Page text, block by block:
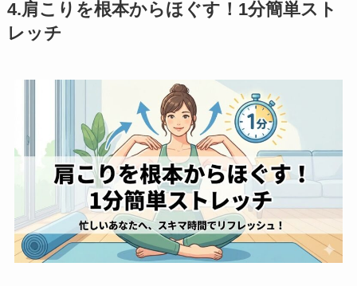
4.肩こりを根本からほぐす！1分簡単スト
レッチ